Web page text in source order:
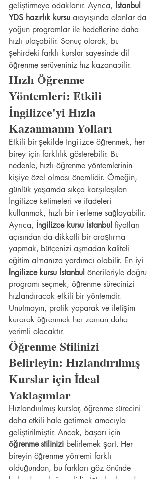
geliştirmeye odaklanır. Ayrıca, İstanbul
YDS hazırlık kursu arayışında olanlar da
yoğun programlar ile hedeflerine daha
hızlı ulaşabilir. Sonuç olarak, bu
şehirdeki farklı kurslar sayesinde dil
öğrenme serüveniniz hız kazanabilir.
Hızlı Öğrenme
Yöntemleri: Etkili
İngilizce'yi Hızla
Kazanmanın Yolları
Etkili bir şekilde İngilizce öğrenmek, her
birey için farklılık gösterebilir. Bu
nedenle, hızlı öğrenme yöntemlerinin
kişiye özel olması önemlidir. Örneğin,
günlük yaşamda sıkça karşılaşılan
İngilizce kelimeleri ve ifadeleri
kullanmak, hızlı bir ilerleme sağlayabilir.
Ayrıca, İngilizce kursu İstanbul fiyatları
açısından da dikkatli bir araştırma
yapmak, bütçenizi aşmadan kaliteli
eğitim almanıza yardımcı olabilir. En iyi
İngilizce kursu İstanbul önerileriyle doğru
programı seçmek, öğrenme sürecinizi
hızlandıracak etkili bir yöntemdir.
Unutmayın, pratik yaparak ve iletişim
kurarak öğrenmek her zaman daha
verimli olacaktır.
Öğrenme Stilinizi
Belirleyin: Hızlandırılmış
Kurslar için İdeal
Yaklaşımlar
Hızlandırılmış kurslar, öğrenme sürecini
daha etkili hale getirmek amacıyla
geliştirilmiştir. Ancak, başarı için
öğrenme stilinizi belirlemek şart. Her
bireyin öğrenme yöntemi farklı
olduğundan, bu farkları göz önünde